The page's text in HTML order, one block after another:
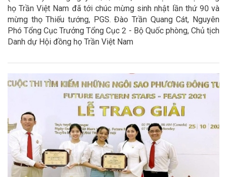
họ Trần Việt Nam đã tới chúc mừng sinh nhật lần thứ 90 và
mừng thọ Thiếu tướng, PGS. Đào Trần Quang Cát, Nguyên
Phó Tổng Cục Trưởng Tổng Cục 2 - Bộ Quốc phòng, Chủ tịch
Danh dự Hội đồng họ Trần Việt Nam